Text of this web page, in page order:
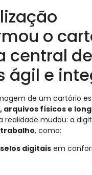
o
central de
ágil e
de um cartório
arquivos físicos e
realidade mudou: a
, como:
selos digitais em